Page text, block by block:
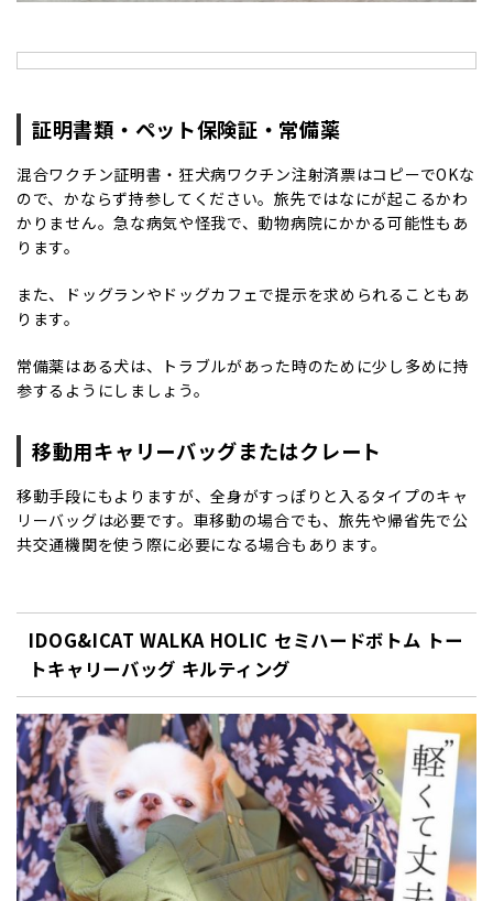
証明書類・ペット保険証・常備薬
混合ワクチン証明書・狂犬病ワクチン注射済票はコピーでOKな
ので、かならず持参してください。旅先ではなにが起こるかわ
かりません。急な病気や怪我で、動物病院にかかる可能性もあ
ります。
また、ドッグランやドッグカフェで提示を求められることもあ
ります。
常備薬はある犬は、トラブルがあった時のために少し多めに持
参するようにしましょう。
移動用キャリーバッグまたはクレート
移動手段にもよりますが、全身がすっぽりと入るタイプのキャ
リーバッグは必要です。車移動の場合でも、旅先や帰省先で公
共交通機関を使う際に必要になる場合もあります。
IDOG&ICAT WALKA HOLIC セミハードボトム トー
トキャリーバッグ キルティング